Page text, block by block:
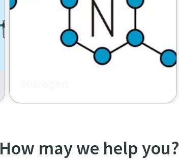
How may we help you?